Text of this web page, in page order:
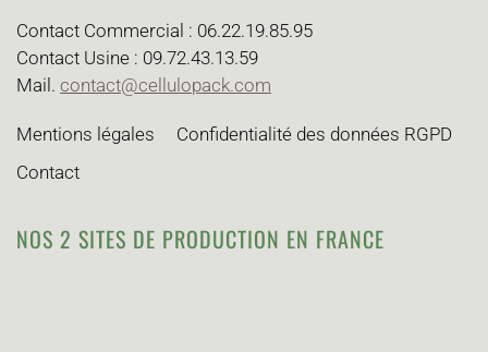
Contact Commercial : 06.22.19.85.95
Contact Usine : 09.72.43.13.59
Mail. contact@cellulopack.com
Mentions légales
Confidentialité des données RGPD
Contact
NOS 2 SITES DE PRODUCTION EN FRANCE